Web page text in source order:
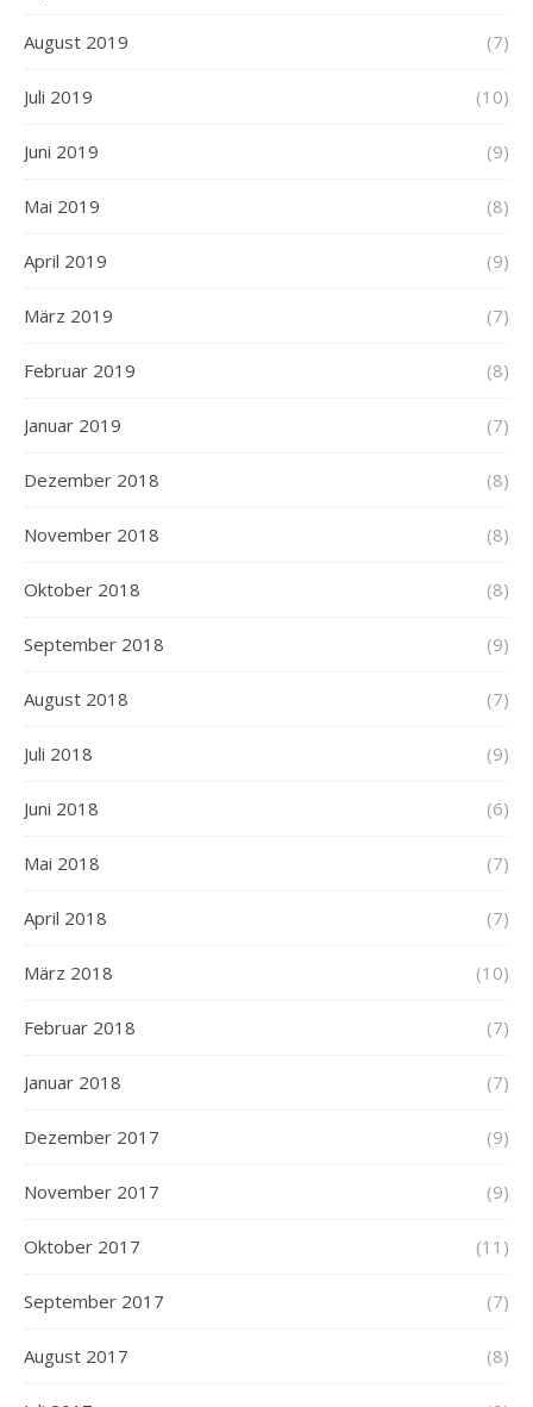
August 2019 (7)
Juli 2019 (10)
Juni 2019 (9)
Mai 2019 (8)
April 2019 (9)
März 2019 (7)
Februar 2019 (8)
Januar 2019 (7)
Dezember 2018 (8)
November 2018 (8)
Oktober 2018 (8)
September 2018 (9)
August 2018 (7)
Juli 2018 (9)
Juni 2018 (6)
Mai 2018 (7)
April 2018 (7)
März 2018 (10)
Februar 2018 (7)
Januar 2018 (7)
Dezember 2017 (9)
November 2017 (9)
Oktober 2017 (11)
September 2017 (7)
August 2017 (8)